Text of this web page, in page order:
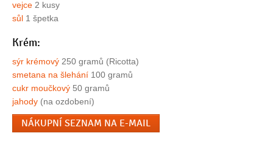
vejce 2 kusy
sůl 1 špetka
Krém:
sýr krémový 250 gramů (Ricotta)
smetana na šlehání 100 gramů
cukr moučkový 50 gramů
jahody (na ozdobení)
NÁKUPNÍ SEZNAM NA E-MAIL